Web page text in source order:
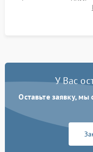
в рабочем
У Вас
Оставьте заявку,